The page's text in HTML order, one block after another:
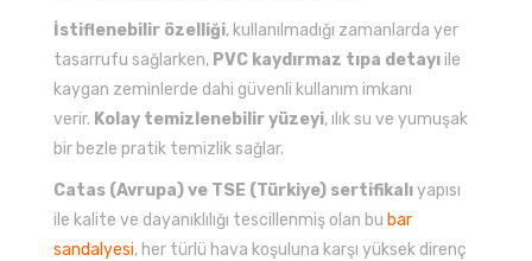
İstiflenebilir özelliği, kullanılmadığı zamanlarda yer
tasarrufu sağlarken, PVC kaydırmaz tıpa detayı ile
kaygan zeminlerde dahi güvenli kullanım imkanı
verir. Kolay temizlenebilir yüzeyi, ılık su ve yumuşak
bir bezle pratik temizlik sağlar.
Catas (Avrupa) ve TSE (Türkiye) sertifikalıyapısı
ile kalite ve dayanıklılığı tescillenmiş olan bu bar
sandalyesi, her türlü hava koşuluna karşı yüksek direnç